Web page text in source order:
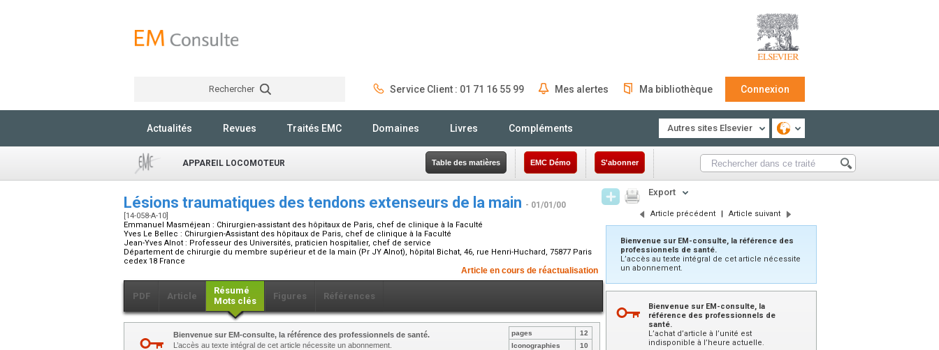
Rechercher Service Client : 01 71 16 55 99 Mes alertes Ma bibliothèque Connexion
Actualités Revues Traités EMC Domaines Livres Compléments Autres sites Elsevier
APPAREIL LOCOMOTEUR Table des matières EMC Démo S'abonner
Lésions traumatiques des tendons extenseurs de la main - 01/01/00
[14-058-A-10]
Emmanuel Masméjean : Chirurgien-assistant des hôpitaux de Paris, chef de clinique à la Faculté
Yves Le Bellec : Chirurgien-Assistant des hôpitaux de Paris, chef de clinique à la Faculté
Jean-Yves Alnot : Professeur des Universités, praticien hospitalier, chef de service
Département de chirurgie du membre supérieur et de la main (Pr JY Alnot), hôpital Bichat, 46, rue Henri-Huchard, 75877 Paris
cedex 18 France
Article en cours de réactualisation
PDF Article
Résumé
Mots clés
Figures Références
Bienvenue sur EM-consulte, la référence des professionnels de santé.
L’accès au texte intégral de cet article nécessite un abonnement.
pages
12
Iconographies
10
Export
Article précédent | Article suivant
Bienvenue sur EM-consulte, la référence des
professionnels de santé.
L’accès au texte intégral de cet article nécessite
un abonnement.
Bienvenue sur EM-consulte, la
référence des professionnels de
santé.
L’achat d’article à l’unité est
indisponible à l’heure actuelle.